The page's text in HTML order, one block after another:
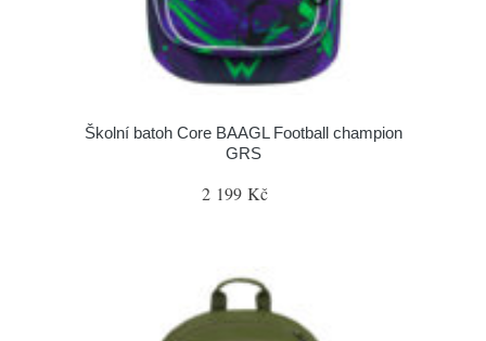
Školní batoh Core BAAGL Football champion
GRS
2 199 Kč